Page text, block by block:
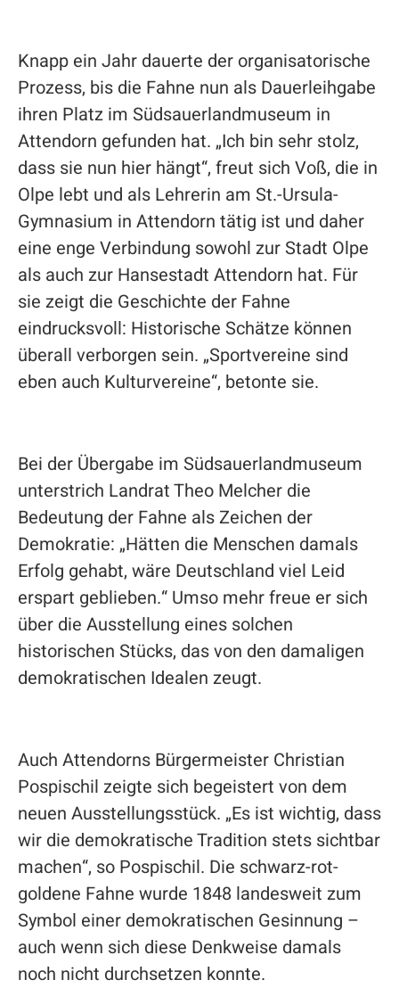
Knapp ein Jahr dauerte der organisatorische
Prozess, bis die Fahne nun als Dauerleihgabe
ihren Platz im Südsauerlandmuseum in
Attendorn gefunden hat. „Ich bin sehr stolz,
dass sie nun hier hängt“, freut sich Voß, die in
Olpe lebt und als Lehrerin am St.-Ursula-
Gymnasium in Attendorn tätig ist und daher
eine enge Verbindung sowohl zur Stadt Olpe
als auch zur Hansestadt Attendorn hat. Für
sie zeigt die Geschichte der Fahne
eindrucksvoll: Historische Schätze können
überall verborgen sein. „Sportvereine sind
eben auch Kulturvereine“, betonte sie.
Bei der Übergabe im Südsauerlandmuseum
unterstrich Landrat Theo Melcher die
Bedeutung der Fahne als Zeichen der
Demokratie: „Hätten die Menschen damals
Erfolg gehabt, wäre Deutschland viel Leid
erspart geblieben.“ Umso mehr freue er sich
über die Ausstellung eines solchen
historischen Stücks, das von den damaligen
demokratischen Idealen zeugt.
Auch Attendorns Bürgermeister Christian
Pospischil zeigte sich begeistert von dem
neuen Ausstellungsstück. „Es ist wichtig, dass
wir die demokratische Tradition stets sichtbar
machen“, so Pospischil. Die schwarz-rot-
goldene Fahne wurde 1848 landesweit zum
Symbol einer demokratischen Gesinnung –
auch wenn sich diese Denkweise damals
noch nicht durchsetzen konnte.